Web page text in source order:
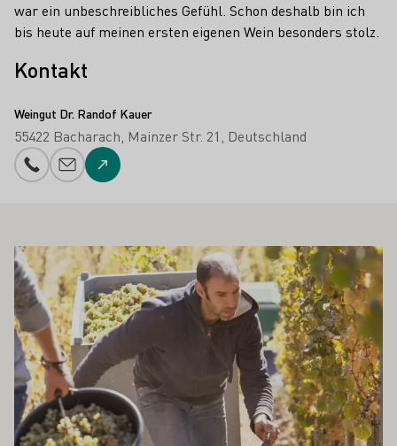
war ein unbeschreibliches Gefühl. Schon deshalb bin ich
bis heute auf meinen ersten eigenen Wein besonders stolz.
Kontakt
Weingut Dr. Randof Kauer
55422 Bacharach Mainzer Str. 21
Deutschland
Telefonnummer
E-Mail-Adresse
Zur Website
INTERESSIEREN
Mehr erfahren